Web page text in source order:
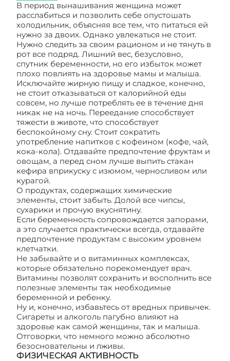
В период вынашивания женщина может
расслабиться и позволить себе опустошать
холодильник, объясняя все тем, что питаться ей
нужно за двоих. Однако увлекаться не стоит.
Нужно следить за своим рационом и не тянуть в
рот все подряд. Лишний вес, безусловно,
спутник беременности, но его избыток может
плохо повлиять на здоровье мамы и малыша.
Исключайте жирную пищу и сладкое, конечно,
не стоит отказываться от калорийной еды
совсем, но лучше потреблять ее в течение дня
никак не на ночь. Переедание способствует
тяжести в животе, что способствует
беспокойному сну. Стоит сократить
употребление напитков с кофеином (кофе, чай,
кока-кола). Отдавайте предпочтение фруктам и
овощам, а перед сном лучше выпить стакан
кефира вприкуску с изюмом, черносливом или
курагой.
О продуктах, содержащих химические
элементы, стоит забыть. Долой все чипсы,
сухарики и прочую вкуснятину.
Если беременность сопровождается запорами,
а это случается практически всегда, отдавайте
предпочтение продуктам с высоким уровнем
клетчатки.
Не забывайте и о витаминных комплексах,
которые обязательно порекомендует врач.
Витамины позволят сохранить и восполнить все
полезные элементы так необходимые
беременной и ребенку.
Ну и, конечно, избавьтесь от вредных привычек.
Сигареты и алкоголь пагубно влияют на
здоровье как самой женщины, так и малыша.
Отговорки, что немного можно абсолютно
безосновательны и лживы.
ФИЗИЧЕСКАЯ АКТИВНОСТЬ